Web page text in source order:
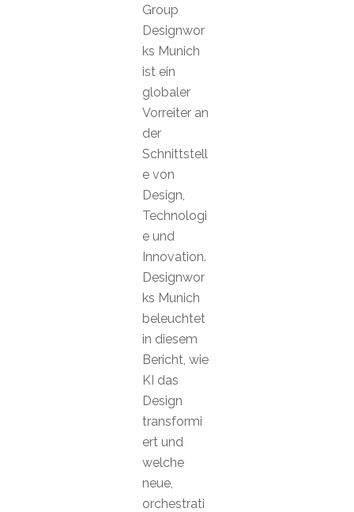
Group
Designwor
ks Munich
ist ein
globaler
Vorreiter an
der
Schnittstell
e von
Design,
Technologi
e und
Innovation.
Designwor
ks Munich
beleuchtet
in diesem
Bericht, wie
KI das
Design
transformi
ert und
welche
neue,
orchestrati